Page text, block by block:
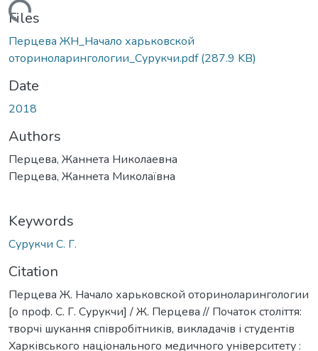
Loading...
Files
Перцева ЖН_Начало харьковской
оториноларингологии_Сурукчи.pdf(287.9 KB)
Date
2018
Authors
Перцева, Жаннета Николаевна
Перцева, Жаннета Миколаївна
Keywords
Сурукчи С. Г.
Citation
Перцева Ж. Начало харьковской оториноларингологии
[о проф. С. Г. Сурукчи] / Ж. Перцева // Початок століття:
творчі шукання співробітників, викладачів і студентів
Харківського національного медичного університету :